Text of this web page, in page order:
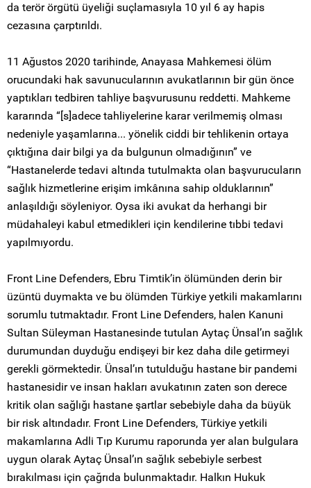
da terör örgütü üyeliği suçlamasıyla 10 yıl 6 ay hapis
cezasına çarptırıldı.
11 Ağustos 2020 tarihinde, Anayasa Mahkemesi ölüm
orucundaki hak savunucularının avukatlarının bir gün önce
yaptıkları tedbiren tahliye başvurusunu reddetti. Mahkeme
kararında “[s]adece tahliyelerine karar verilmemiş olması
nedeniyle yaşamlarına... yönelik ciddi bir tehlikenin ortaya
çıktığına dair bilgi ya da bulgunun olmadığının” ve
“Hastanelerde tedavi altında tutulmakta olan başvurucuların
sağlık hizmetlerine erişim imkânına sahip olduklarının”
anlaşıldığı söyleniyor. Oysa iki avukat da herhangi bir
müdahaleyi kabul etmedikleri için kendilerine tıbbi tedavi
yapılmıyordu.
Front Line Defenders, Ebru Timtik’in ölümünden derin bir
üzüntü duymakta ve bu ölümden Türkiye yetkili makamlarını
sorumlu tutmaktadır. Front Line Defenders, halen Kanuni
Sultan Süleyman Hastanesinde tutulan Aytaç Ünsal’ın sağlık
durumundan duyduğu endişeyi bir kez daha dile getirmeyi
gerekli görmektedir. Ünsal’ın tutulduğu hastane bir pandemi
hastanesidir ve insan hakları avukatının zaten son derece
kritik olan sağlığı hastane şartlar sebebiyle daha da büyük
bir risk altındadır. Front Line Defenders, Türkiye yetkili
makamlarına Adli Tıp Kurumu raporunda yer alan bulgulara
uygun olarak Aytaç Ünsal’ın sağlık sebebiyle serbest
bırakılması için çağrıda bulunmaktadır. Halkın Hukuk